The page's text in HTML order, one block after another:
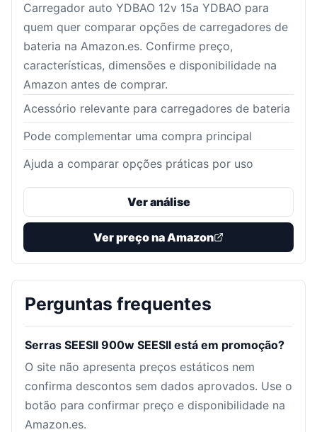
Carregador auto YDBAO 12v 15a YDBAO para
quem quer comparar opções de carregadores de
bateria na Amazon.es. Confirme preço,
características, dimensões e disponibilidade na
Amazon antes de comprar.
Acessório relevante para carregadores de bateria
Pode complementar uma compra principal
Ajuda a comparar opções práticas por uso
Ver análise
Ver preço na Amazon
Perguntas frequentes
Serras SEESII 900w SEESII está em promoção?
O site não apresenta preços estáticos nem
confirma descontos sem dados aprovados. Use o
botão para confirmar preço e disponibilidade na
Amazon.es.